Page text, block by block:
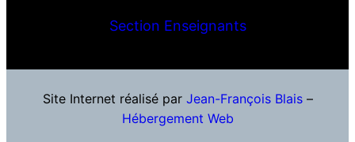
Section Enseignants
Site Internet réalisé par Jean-François Blais–
Hébergement Web